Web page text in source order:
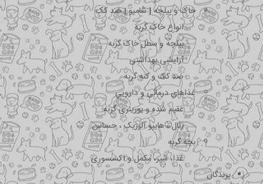
خاک و بیلچه | شامپو | ضد کک
انواع خاک گربه
بیلچه و سطل خاک گربه
آرایشی بهداشتی
ضد کک و کنه گربه
غذاهای درمانی و دارویی
عقیم شده و یورینری گربه
رنال ، هایپو آلرژیک ، حساس
بچه گربه
غذا، شیر، مکمل و اکسسوری
پرندگان